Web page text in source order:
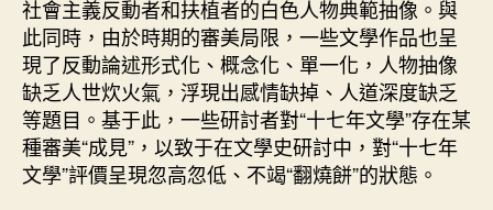
社會主義反動者和扶植者的白色人物典範抽像。與
此同時，由於時期的審美局限，一些文學作品也呈
現了反動論述形式化、概念化、單一化，人物抽像
缺乏人世炊火氣，浮現出感情缺掉、人道深度缺乏
等題目。基于此，一些研討者對“十七年文學”存在某
種審美“成見”，以致于在文學史研討中，對“十七年
文學”評價呈現忽高忽低、不竭“翻燒餅”的狀態。